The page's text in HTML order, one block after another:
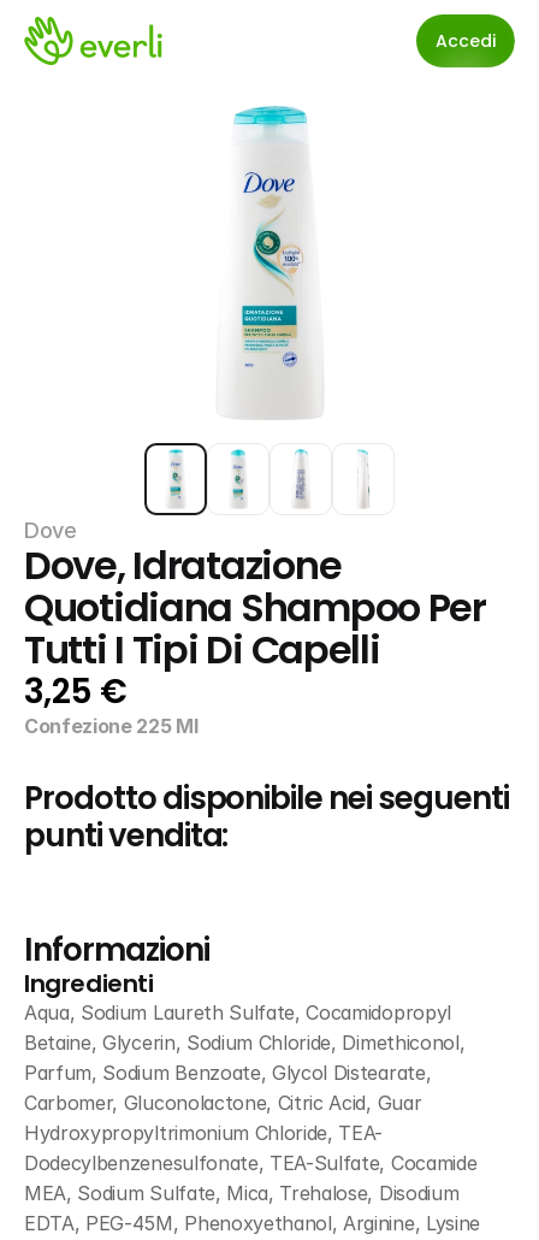
Accedi
Dove
Dove, Idratazione
Quotidiana Shampoo Per
Tutti I Tipi Di Capelli
3,25 €
Confezione 225 Ml
Prodotto disponibile nei seguenti
punti vendita:
Informazioni
Ingredienti
Aqua, Sodium Laureth Sulfate, Cocamidopropyl
Betaine, Glycerin, Sodium Chloride, Dimethiconol,
Parfum, Sodium Benzoate, Glycol Distearate,
Carbomer, Gluconolactone, Citric Acid, Guar
Hydroxypropyltrimonium Chloride, TEA-
Dodecylbenzenesulfonate, TEA-Sulfate, Cocamide
MEA, Sodium Sulfate, Mica, Trehalose, Disodium
EDTA, PEG-45M, Phenoxyethanol, Arginine, Lysine